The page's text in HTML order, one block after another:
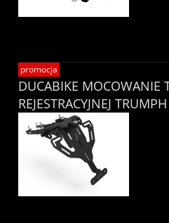
DUCABIKE MOCOWANIE
REJESTRACYJNEJ
promocja